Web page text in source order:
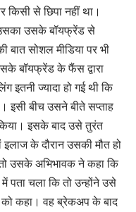
किसी से छिपा नहीं था।
उसके बॉयफ्रेंड से
सोशल मीडिया पर भी
बॉयफ्रेंड के फैंस द्वारा
इतनी ज्यादा हो गई थी कि
इसी बीच उसने बीते सप्ताह
इसके बाद उसे तुरंत
के दौरान उसकी मौत हो
तो उसके अभिभावक ने कहा कि
पता चला कि तो उन्होंने उसे
को कहा। वह ब्रेकअप के बाद